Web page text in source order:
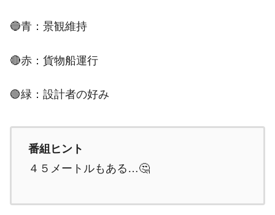
🔵青：景観維持
🔴赤：貨物船運行
🟢緑：設計者の好み
番組ヒント
４５メートルもある…🤔